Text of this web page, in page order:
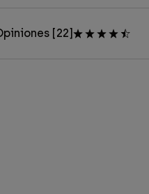
[22]